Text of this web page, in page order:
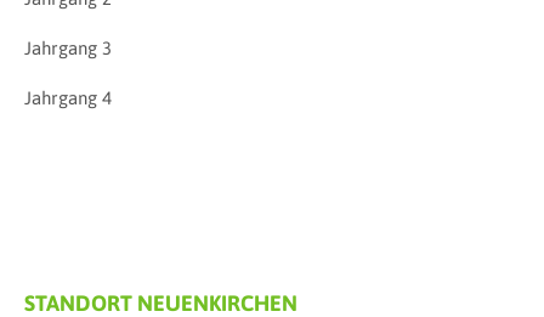
Jahrgang 3
Jahrgang 4
STANDORT NEUENKIRCHEN